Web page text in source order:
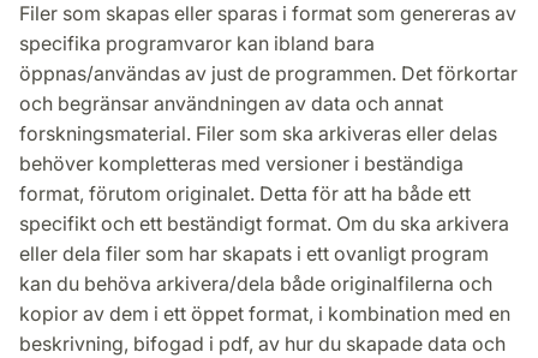
Filer som skapas eller sparas i format som genereras av
specifika programvaror kan ibland bara
öppnas/användas av just de programmen. Det förkortar
och begränsar användningen av data och annat
forskningsmaterial. Filer som ska arkiveras eller delas
behöver kompletteras med versioner i beständiga
format, förutom originalet. Detta för att ha både ett
specifikt och ett beständigt format. Om du ska arkivera
eller dela filer som har skapats i ett ovanligt program
kan du behöva arkivera/dela både originalfilerna och
kopior av dem i ett öppet format, i kombination med en
beskrivning, bifogad i pdf, av hur du skapade data och